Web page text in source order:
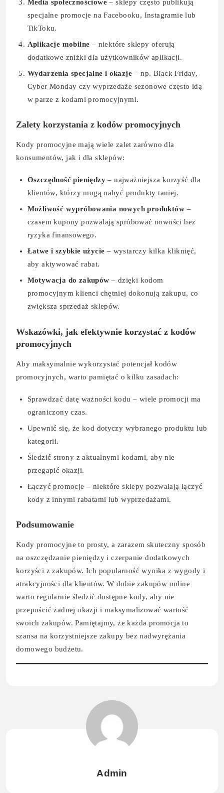
Media społecznościowe– sklepy często publikują
specjalne promocje na Facebooku, Instagramie lub
TikToku.
Aplikacje mobilne – niektóre sklepy oferują
dodatkowe zniżki dla użytkowników aplikacji.
Wydarzenia specjalne i okazje – np. Black Friday,
Cyber Monday czy wyprzedaże sezonowe często idą
w parze z kodami promocyjnymi.
Zalety korzystania z kodów promocyjnych
Kody promocyjne mają wiele zalet zarówno dla
konsumentów, jak i dla sklepów:
Oszczędność pieniędzy– najważniejsza korzyść dla
klientów, którzy mogą nabyć produkty taniej.
Możliwość wypróbowania nowych produktów –
czasem kupony pozwalają spróbować nowości bez
ryzyka finansowego.
Łatwe i szybkie użycie – wystarczy kilka kliknięć,
aby aktywować rabat.
Motywacja do zakupów – dzięki kodom
promocyjnym klienci chętniej dokonują zakupu, co
zwiększa sprzedaż sklepów.
Wskazówki, jak efektywnie korzystać z kodów
promocyjnych
Aby maksymalnie wykorzystać potencjał kodów
promocyjnych, warto pamiętać o kilku zasadach:
Sprawdzać datę ważności kodu – wiele promocji ma
ograniczony czas.
Upewnić się, że kod dotyczy wybranego produktu lub
kategorii.
Śledzić strony z aktualnymi kodami, aby nie
przegapić okazji.
Łączyć promocje – niektóre sklepy pozwalają łączyć
kody z innymi rabatami lub wyprzedażami.
Podsumowanie
Kody promocyjne to prosty, a zarazem skuteczny sposób
na oszczędzanie pieniędzy i czerpanie dodatkowych
korzyści z zakupów. Ich popularność wynika z wygody i
atrakcyjności dla klientów. W dobie zakupów online
warto regularnie śledzić dostępne kody, aby nie
przepuścić żadnej okazji i maksymalizować wartość
swoich zakupów. Pamiętajmy, że każda promocja to
szansa na korzystniejsze zakupy bez nadwyrężania
domowego budżetu.
Admin